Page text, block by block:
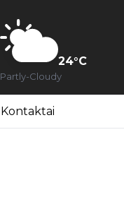
24°C
Partly-Cloudy
Kontaktai